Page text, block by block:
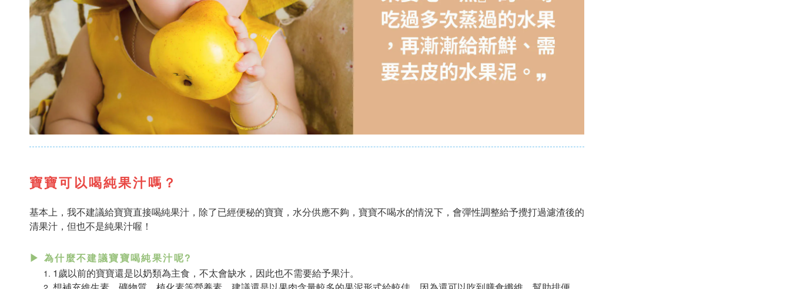
寶寶可以喝純果汁嗎？
基本上，我不建議給寶寶直接喝純果汁，除了已經便秘的寶寶，水分供應不夠，寶寶不喝水的情況下，會彈性調整給予攪打過濾渣後的
清果汁，但也不是純果汁喔！
▶ 為什麼不建議寶寶喝純果汁呢?
1歲以前的寶寶還是以奶類為主食，不太會缺水，因此也不需要給予果汁。